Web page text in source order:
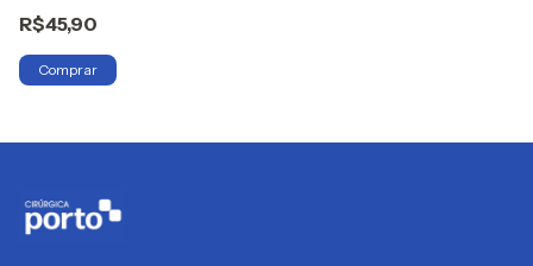
R$45,90